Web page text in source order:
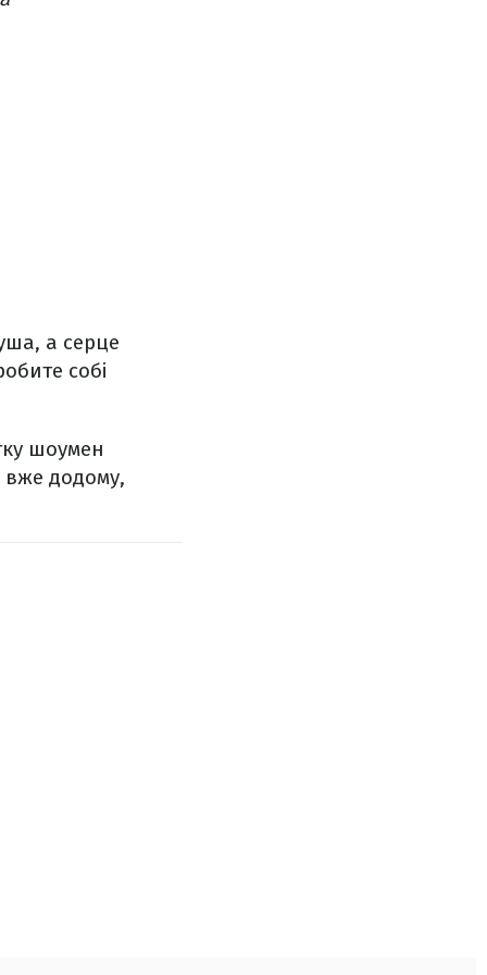
а серце
собі
шоумен
вже додому,